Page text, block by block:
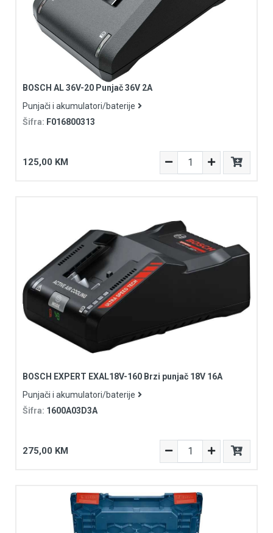
BOSCH AL 36V-20 Punjač 36V 2A
Punjači i akumulatori/baterije
Šifra: F016800313
125,00 KM
BOSCH EXPERT EXAL18V-160 Brzi punjač 18V 16A
Punjači i akumulatori/baterije
Šifra: 1600A03D3A
275,00 KM